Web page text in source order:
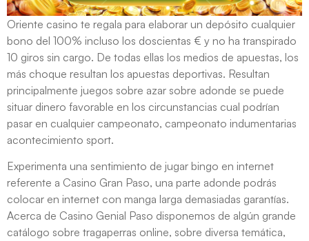
Oriente casino te regala para elaborar un depósito cualquier
bono del 100% incluso los doscientas € y no ha transpirado
10 giros sin cargo. De todas ellas los medios de apuestas, los
más choque resultan los apuestas deportivas. Resultan
principalmente juegos sobre azar sobre adonde se puede
situar dinero favorable en los circunstancias cual podrían
pasar en cualquier campeonato, campeonato indumentarias
acontecimiento sport.
Experimenta una sentimiento de jugar bingo en internet
referente a Casino Gran Paso, una parte adonde podrás
colocar en internet con manga larga demasiadas garantías.
Acerca de Casino Genial Paso disponemos de algún grande
catálogo sobre tragaperras online, sobre diversa temática,